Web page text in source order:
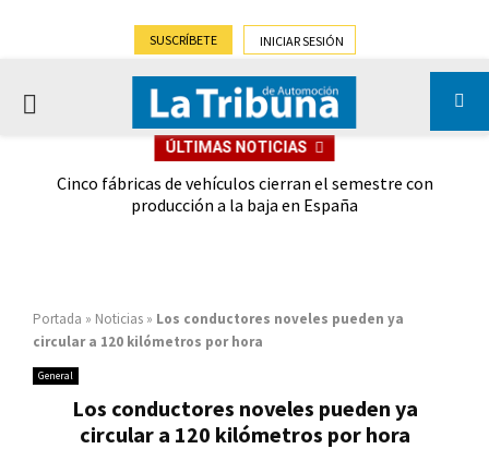
SUSCRÍBETE INICIAR SESIÓN
PRIMARY
ÚLTIMAS NOTICIAS
Cinco fábricas de vehículos cierran el semestre con
producción a la baja en España
Portada » Noticias » Los conductores noveles pueden ya
circular a 120 kilómetros por hora
General
Los conductores noveles pueden ya
circular a 120 kilómetros por hora